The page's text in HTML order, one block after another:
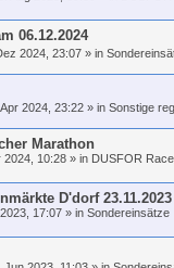
06.12.2024
2024, 23:07 » in
2024, 23:22 » in Sonstige
Marathon
2024, 10:28 » in DUSFOR Race
D'dorf 23.11.2023
17:07 » in Sondereinsätze